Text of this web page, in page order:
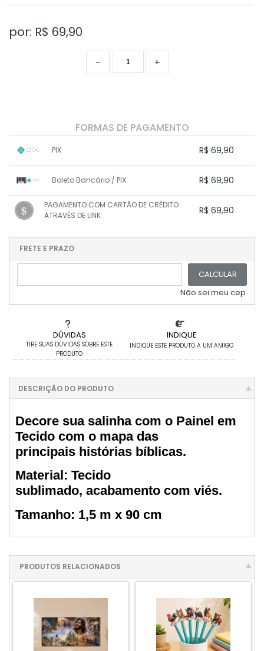
DÚVIDAS
TIRE SUAS DÚVIDAS SOBRE ESTE
PRODUTO
INDIQUE
INDIQUE ESTE PRODUTO A UM AMIGO
por: R$ 69,90
+
-
FORMAS DE PAGAMENTO
PIX R$ 69,90
.
Boleto Bancário / PIX R$ 69,90
1x sem juros de R$ 69,90
...
PAGAMENTO COM CARTÃO DE CRÉDITO
ATRAVÉS DE LINK
R$ 69,90
...
....
FRETE E PRAZO
CALCULAR
Não sei meu cep
DESCRIÇÃO DO PRODUTO
Decore sua salinha com o Painel em
Tecido com o mapa das
principais histórias bíblicas.
Material: Tecido
sublimado, acabamento com viés.
Tamanho: 1,5 m x 90 cm
PRODUTOS RELACIONADOS